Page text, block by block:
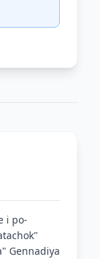
i po-
Gennadiya